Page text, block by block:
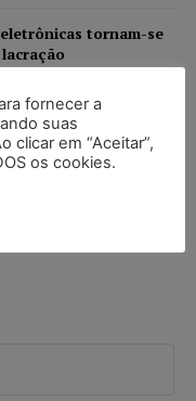
tornam-se
da
fornecer a
suas
clicar em “Aceitar”,
os cookies.